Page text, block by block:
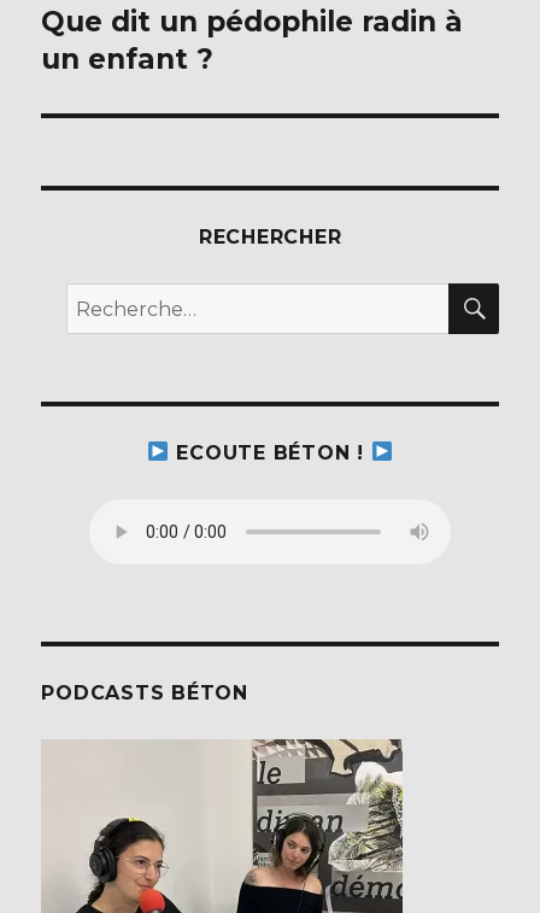
Publication
suivante :
Que dit un pédophile radin à
un enfant ?
RECHERCHER
Recherche
pour :
ECOUTE BÉTON !
PODCASTS BÉTON